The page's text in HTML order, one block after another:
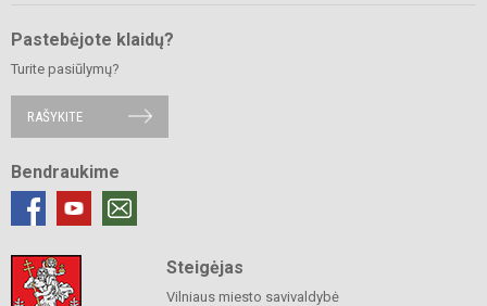
Pastebėjote klaidų?
Turite pasiūlymų?
RAŠYKITE
Bendraukime
Steigėjas
Vilniaus miesto savivaldybė